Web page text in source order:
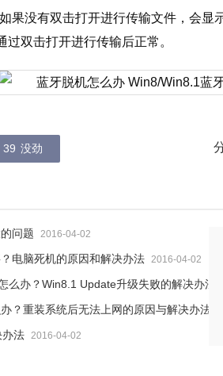
果没有双击打开进行传输文件，会显
双击打开进行传输后正常。
39 没劲
问题 2016-04-02
电脑死机的原因和解决办法 2016-04-02
么办？Win8.1 Update升级失败的解决办法
？重装系统后无法上网的原因与解决办法
办法 2016-04-02